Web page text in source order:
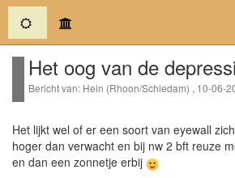
(current)
Het oog van de
Bericht van: Hein (Rhoon/Schiedam) , 10-06-
Het lijkt wel of er een soort van eyewall
hoger dan verwacht en bij nw 2 bft reuze
en dan een zonnetje erbij